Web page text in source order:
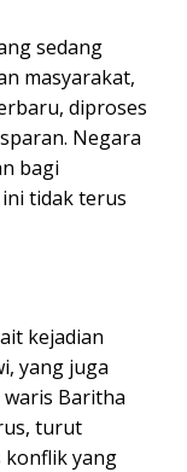
sedang
masyarakat,
diproses
Negara
bagi
tidak terus
kejadian
yang juga
Baritha
turut
konflik yang